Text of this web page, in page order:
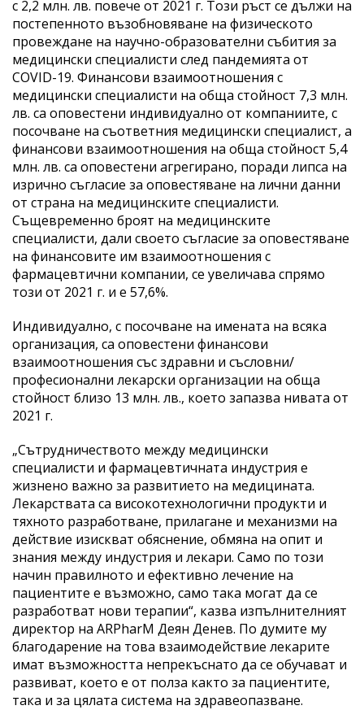
с 2,2 млн. лв. повече от 2021 г. Този ръст се дължи на
постепенното възобновяване на физическото
провеждане на научно-образователни събития за
медицински специалисти след пандемията от
COVID-19. Финансови взаимоотношения с
медицински специалисти на обща стойност 7,3 млн.
лв. са оповестени индивидуално от компаниите, с
посочване на съответния медицински специалист, а
финансови взаимоотношения на обща стойност 5,4
млн. лв. са оповестени агрегирано, поради липса на
изрично съгласие за оповестяване на лични данни
от страна на медицинските специалисти.
Същевременно броят на медицинските
специалисти, дали своето съгласие за оповестяване
на финансовите им взаимоотношения с
фармацевтични компании, се увеличава спрямо
този от 2021 г. и е 57,6%.
Индивидуално, с посочване на имената на всяка
организация, са оповестени финансови
взаимоотношения със здравни и съсловни/
професионални лекарски организации на обща
стойност близо 13 млн. лв., което запазва нивата от
2021 г.
„Сътрудничеството между медицински
специалисти и фармацевтичната индустрия е
жизнено важно за развитието на медицината.
Лекарствата са високотехнологични продукти и
тяхното разработване, прилагане и механизми на
действие изискват обяснение, обмяна на опит и
знания между индустрия и лекари. Само по този
начин правилното и ефективно лечение на
пациентите е възможно, само така могат да се
разработват нови терапии“, казва изпълнителният
директор на ARPharM Деян Денев. По думите му
благодарение на това взаимодействие лекарите
имат възможността непрекъснато да се обучават и
развиват, което е от полза както за пациентите,
така и за цялата система на здравеопазване.